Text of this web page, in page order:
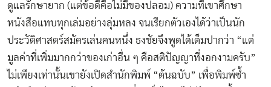
ดูแลรักษายาก (แต่ข้อดีคือไม่มีของปลอม) ความที่เขาศึกษา
หนังสือแทบทุกเล่มอย่างลุ่มหลง จนเรียกตัวเองได้ว่าเป็นนัก
ประวัติศาสตร์สมัครเล่นคนหนึ่ง ธงชัยจึงพูดได้เต็มปากว่า “แต่
มูลค่าที่เพิ่มมากกว่าของเก่าอื่น ๆ คือสติปัญญาที่งอกงามครับ”
ไม่เพียงเท่านั้นเขายังเปิดสำนักพิมพ์ “ต้นฉบับ” เพื่อพิมพ์ซํ้า